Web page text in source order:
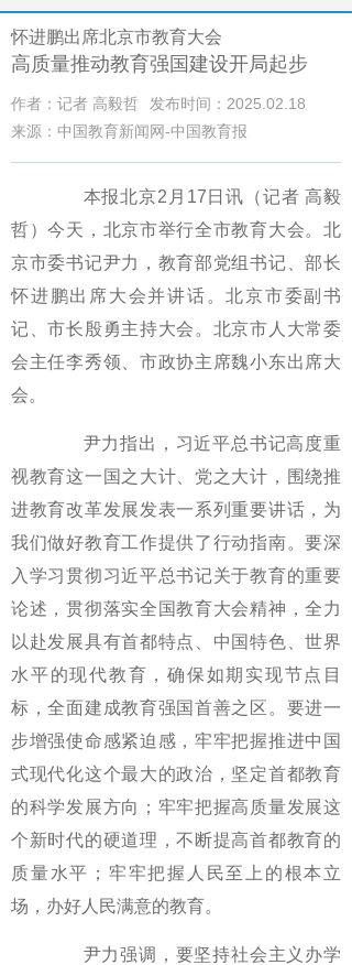
怀进鹏出席北京市教育大会
高质量推动教育强国建设开局起步
作者：记者 高毅哲
发布时间：2025.02.18
来源：中国教育新闻网-中国教育报
本报北京2月17日讯（记者 高毅
哲）今天，北京市举行全市教育大会。北
京市委书记尹力，教育部党组书记、部长
怀进鹏出席大会并讲话。北京市委副书
记、市长殷勇主持大会。北京市人大常委
会主任李秀领、市政协主席魏小东出席大
会。
尹力指出，习近平总书记高度重
视教育这一国之大计、党之大计，围绕推
进教育改革发展发表一系列重要讲话，为
我们做好教育工作提供了行动指南。要深
入学习贯彻习近平总书记关于教育的重要
论述，贯彻落实全国教育大会精神，全力
以赴发展具有首都特点、中国特色、世界
水平的现代教育，确保如期实现节点目
标，全面建成教育强国首善之区。要进一
步增强使命感紧迫感，牢牢把握推进中国
式现代化这个最大的政治，坚定首都教育
的科学发展方向；牢牢把握高质量发展这
个新时代的硬道理，不断提高首都教育的
质量水平；牢牢把握人民至上的根本立
场，办好人民满意的教育。
尹力强调，要坚持社会主义办学